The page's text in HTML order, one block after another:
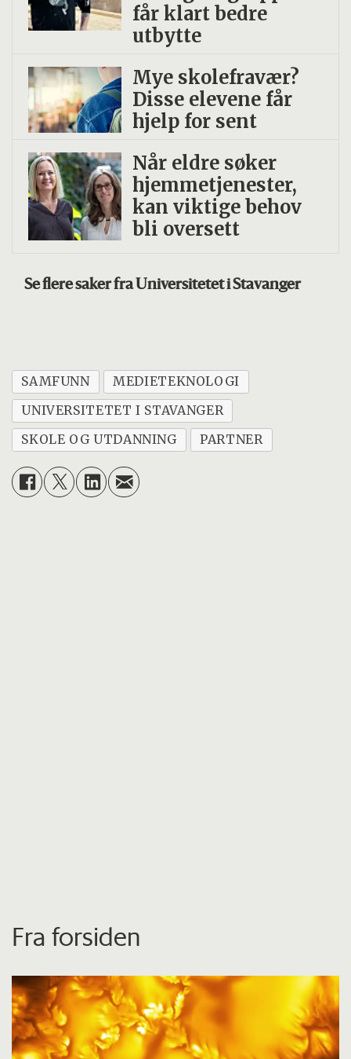
får klart bedre
utbytte
Mye skolefravær?
Disse elevene får
hjelp for sent
Når eldre søker
hjemmetjenester,
kan viktige behov
bli oversett
Se flere saker fra Universitetet i Stavanger
SAMFUNN
MEDIETEKNOLOGI
UNIVERSITETET I STAVANGER
SKOLE OG UTDANNING
PARTNER
Fra forsiden